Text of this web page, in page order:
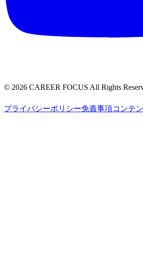
© 2026 CAREER FOCUS All Rights
プライバシーポリシー免責事項コンテ